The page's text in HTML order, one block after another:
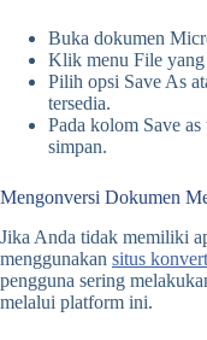
Buka dokumen
Klik menu File
Pilih opsi Save As
tersedia.
Pada kolom Save
simpan.
Mengonversi Dokumen
Jika Anda tidak memiliki
menggunakan situs
pengguna sering
melalui platform ini.